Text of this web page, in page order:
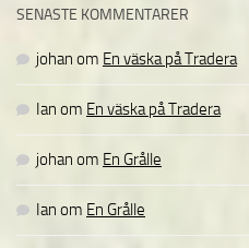
SENASTE KOMMENTARER
johan om En väska på Tradera
Ian om En väska på Tradera
johan om En Grålle
Ian om En Grålle